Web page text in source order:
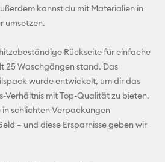
Facebook
X
kannst du mit Materialien in
umsetzen.
Rückseite für einfache
25 Waschgängen stand. Das
wurde entwickelt, um dir das
Verhältnis mit Top-Qualität zu bieten.
schlichten Verpackungen
– und diese Ersparnisse geben wir